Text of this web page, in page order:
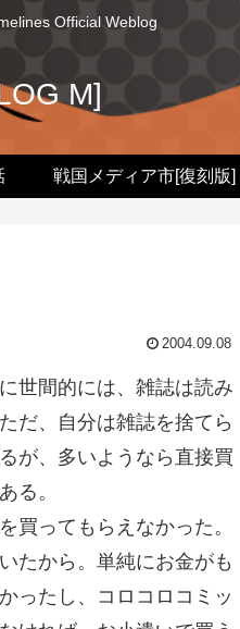
Official Weblog
M]
戦国メディア市[復刻版]
2004.09.08
世間的には、雑誌は読み
だ、自分は雑誌を捨てら
が、多いようなら直接買
る。
ってもらえなかった。
たから。単純にお金がも
ったし、コロコロコミッ